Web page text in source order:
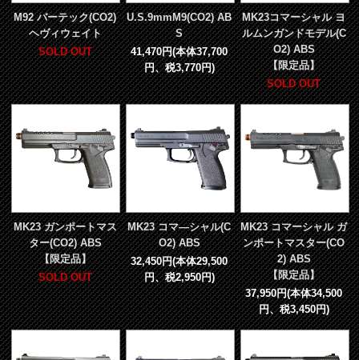
M92 バーテック(CO2)
ヘヴィウェイト
SOLD OUT
U.S.9mmM9(CO2) AB
S
41,470円(本体37,700
円、税3,770円)
MK23コマーシャル ヨ
ルムンガンドモデル(C
O2) ABS
【限定品】
SOLD OUT
MK23 ガンポートマス
ター(CO2) ABS
【限定品】
SOLD OUT
MK23 コマ―シャル(C
O2) ABS
32,450円(本体29,500
円、税2,950円)
MK23 コマーシャル ガ
ンポートマスター(CO
2) ABS
【限定品】
37,950円(本体34,500
円、税3,450円)